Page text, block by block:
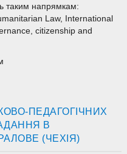
таким напрямкам:
Law, International
citizenship and
ПЕДАГОГІЧНИХ
В
(ЧЕХІЯ)